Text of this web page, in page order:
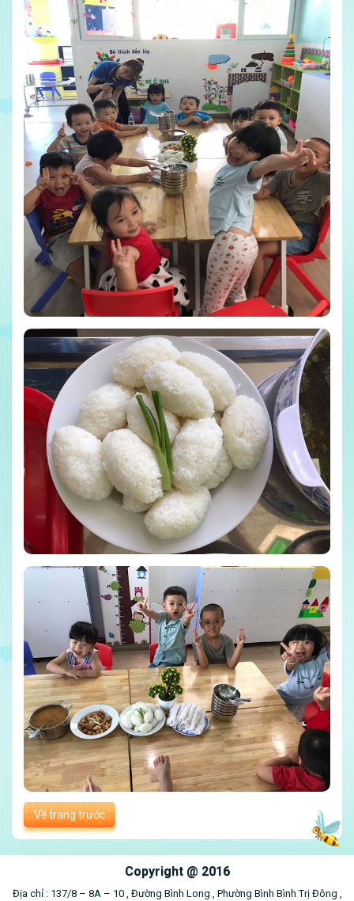
Về trang trước
2016
Địa chỉ : 137/8 – 8A – 10 , Đường Bình Long , Phường Bình Bình Trị Đông ,